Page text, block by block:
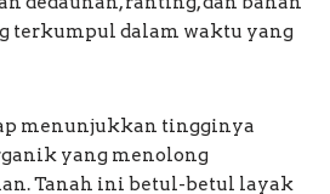
terkumpul dalam waktu yang
menunjukkan tingginya
yang menolong
Tanah ini betul-betul layak